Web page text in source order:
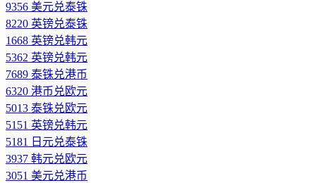
9356 美元兑泰铢
8220 英镑兑泰铢
1668 英镑兑韩元
5362 英镑兑韩元
7689 泰铢兑港币
6320 港币兑欧元
5013 泰铢兑欧元
5151 英镑兑韩元
5181 日元兑泰铢
3937 韩元兑欧元
3051 美元兑港币